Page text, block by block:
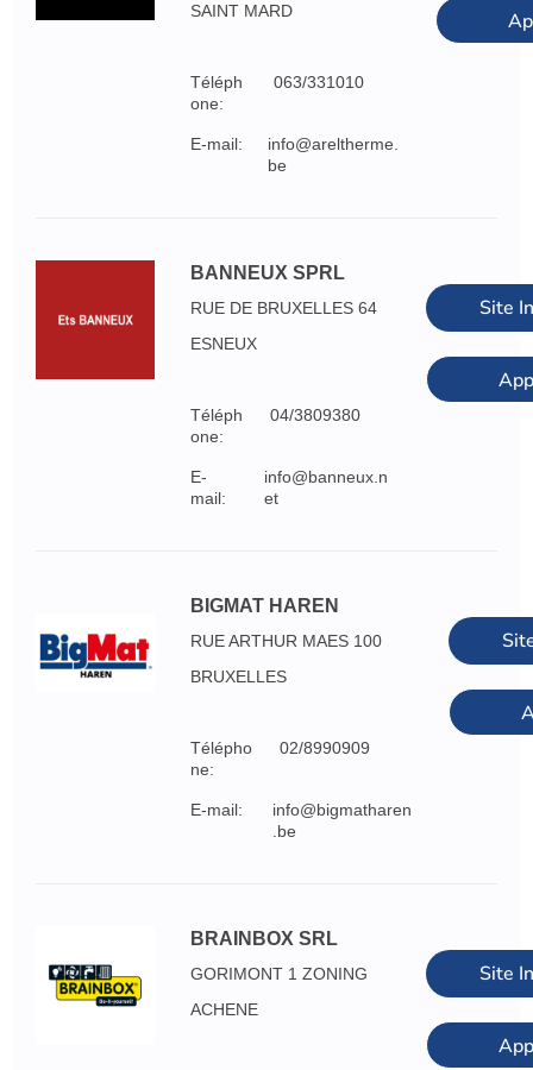
SAINT MARD
Téléph
one:
063/331010
E-mail:
info@areltherme.
be
BANNEUX SPRL
RUE DE BRUXELLES 64
ESNEUX
Téléph
one:
04/3809380
E-
mail:
info@banneux.n
et
Site
BIGMAT HAREN
RUE ARTHUR MAES 100
BRUXELLES
Télépho
ne:
02/8990909
E-mail:
info@bigmatharen
.be
BRAINBOX SRL
GORIMONT 1 ZONING
ACHENE
Site